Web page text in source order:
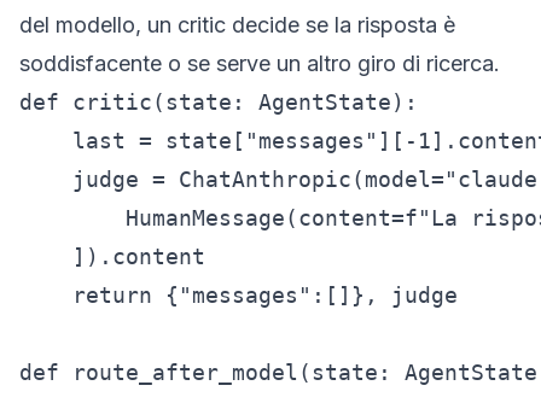
del modello, un critic decide se la risposta è
soddisfacente o se serve un altro giro di ricerca.
def critic(state: AgentState):
last = state["messages"][-
judge =
HumanMessage(content=f"La
    ]).content
    return {"messages":[]}, judge
def route_after_model(state: